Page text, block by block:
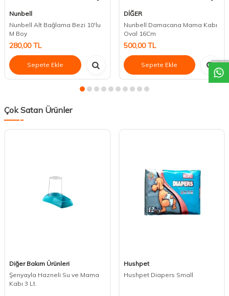
Nunbell
Nunbell Alt Bağlama Bezi 10'lu
M Boy
280,00TL
Sepete Ekle
DİĞER
Nunbell Damacana Mama Kabı
Oval 16Cm
500,00TL
Sepete Ekle
Çok Satan Ürünler
Diğer Bakım Ürünleri
Şenyayla Hazneli Su ve Mama
Kabı 3 Lt.
Hushpet
Hushpet Diapers Small